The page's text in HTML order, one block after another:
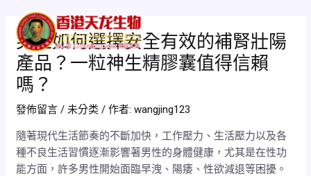
男性如何選擇安全有效的補腎壯陽
產品？一粒神生精膠囊值得信賴
嗎？
發佈留言 / 未分类 / 作者:wangjing123
隨著現代生活節奏的不斷加快，工作壓力、生活壓力以及各
種不良生活習慣逐漸影響著男性的身體健康，尤其是在性功
能方面，許多男性開始面臨早洩、陽痿、性欲減退等困擾。
navigation